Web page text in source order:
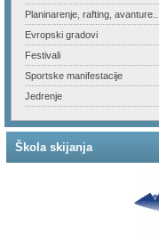
Planinarenje, rafting, avanture...
Evropski gradovi
Festivali
Sportske manifestacije
Jedrenje
Škola skijanja